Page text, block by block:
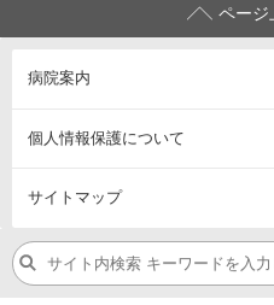
ページ
病院案内
個人情報保護について
サイトマップ